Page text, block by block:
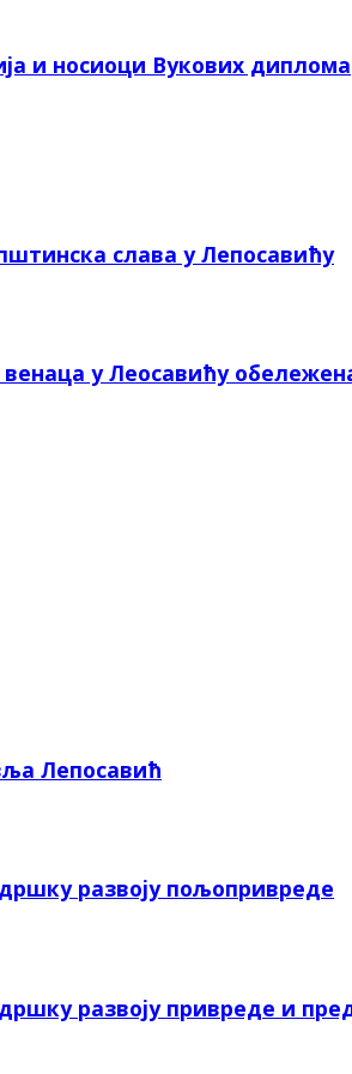
и носиоци Вукових диплома
слава у Лепосавићу
у Леосавићу
Лепосавић
развоју пољопривреде
развоју привреде и